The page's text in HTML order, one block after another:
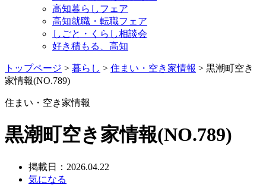
高知暮らしフェア
高知就職・転職フェア
しごと・くらし相談会
好き積もる、高知
トップページ > 暮らし > 住まい・空き家情報 > 黒潮町空き
家情報(NO.789)
住まい・空き家情報
黒潮町空き家情報(NO.789)
掲載日：2026.04.22
気になる